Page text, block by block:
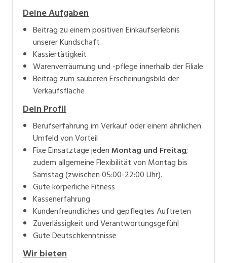
Deine Aufgaben
Beitrag zu einem positiven Einkaufserlebnis
unserer Kundschaft
Kassiertätigkeit
Warenverräumung und -pflege innerhalb der Filiale
Beitrag zum sauberen Erscheinungsbild der
Verkaufsfläche
Dein Profil
Berufserfahrung im Verkauf oder einem ähnlichen
Umfeld von Vorteil
Fixe Einsatztage jedenMontag und Freitag;
zudem allgemeine Flexibilität von Montag bis
Samstag (zwischen 05:00-22:00 Uhr).
Gute körperliche Fitness
Kassenerfahrung
Kundenfreundliches und gepflegtes Auftreten
Zuverlässigkeit und Verantwortungsgefühl
Gute Deutschkenntnisse
Wir bieten